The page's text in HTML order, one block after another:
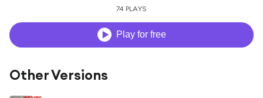
74 PLAYS
Play for free
Other Versions